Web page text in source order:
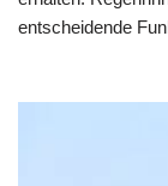
entscheidende